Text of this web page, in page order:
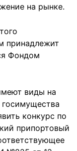
на рынке.
принадлежит
Фондом
виды на
конкурс по
припортовый